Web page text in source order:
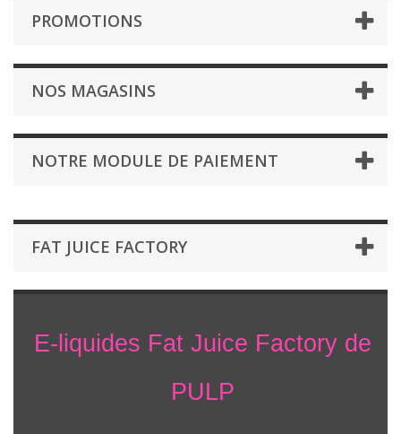
PROMOTIONS
NOS MAGASINS
NOTRE MODULE DE PAIEMENT
FAT JUICE FACTORY
E-liquides Fat Juice Factory de
PULP